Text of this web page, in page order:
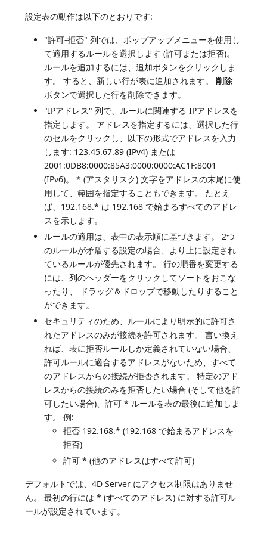
設定表の動作は以下のとおりです:
"許可-拒否" 列では、ポップアップメニューを使用し
て適用するルールを選択します (許可または拒否)。
ルールを追加するには、追加ボタンをクリックしま
す。 すると、新しい行が表に追加されます。削除
ボタンで選択した行を削除できます。
"IPアドレス" 列で、ルールに関連する IPアドレスを
指定します。 アドレスを指定するには、選択した行
のセルをクリックし、以下の形式でアドレスを入力
します: 123.45.67.89 (IPv4) または
2001:0DB8:0000:85A3:0000:0000:AC1F:8001
(IPv6)。 * (アスタリスク) 文字をアドレスの末尾に使
用して、範囲を指定することもできます。 たとえ
ば、192.168.* は 192.168 で始まるすべてのアドレ
スを示します。
ルールの適用は、表中の表示順に基づきます。 2つ
のルールが矛盾する設定の場合、より上に設定され
ているルールが優先されます。 行の順番を変更する
には、列のヘッダーをクリックしてソートをおこな
ったり、 ドラッグ＆ドロップで移動したりすること
ができます。
セキュリティのため、ルールにより明示的に許可さ
れたアドレスのみが接続を許可されます。 言い換え
れば、表に拒否ルールしか定義されていない場合、
許可ルールに適合するアドレスがないため、すべて
のアドレスからの接続が拒否されます。 特定のアド
レスからの接続のみを拒否したい場合 (そして他を許
可したい場合)、許可 * ルールを表の最後に追加しま
す。 例:
拒否 192.168.* (192.168 で始まるアドレスを
拒否)
許可 * (他のアドレスはすべて許可)
デフォルトでは、4D Server にアクセス制限はありませ
ん。 最初の行には * (すべてのアドレス) に対する許可ル
ールが設定されています。